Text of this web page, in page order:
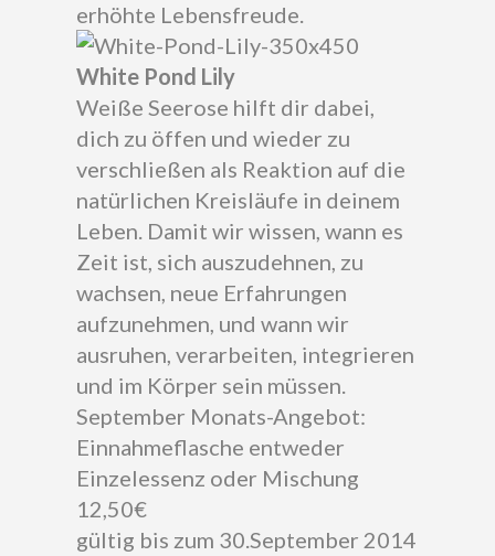
erhöhte Lebensfreude.
White Pond Lily
Weiße Seerose hilft dir dabei,
dich zu öffen und wieder zu
verschließen als Reaktion auf die
natürlichen Kreisläufe in deinem
Leben. Damit wir wissen, wann es
Zeit ist, sich auszudehnen, zu
wachsen, neue Erfahrungen
aufzunehmen, und wann wir
ausruhen, verarbeiten, integrieren
und im Körper sein müssen.
September Monats-Angebot:
Einnahmeflasche entweder
Einzelessenz oder Mischung
12,50€
gültig bis zum 30.September 2014